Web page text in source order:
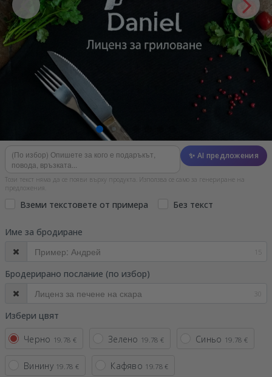
✨ AI предложения
Този текст няма да се появи върху продукта. Използва се само за генериране на
предложения.
Вземи текстовете от примера Без текст
Име за бродиране
15
Бродерирано послание (по избор)
30
Избери цвят
Черно 19.78 € Зелено 19.78 € Синьо 19.78 €
Винину 19.78 € Кафяво 19.78 €